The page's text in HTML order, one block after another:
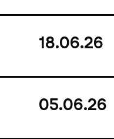
18.06.26
05.06.26